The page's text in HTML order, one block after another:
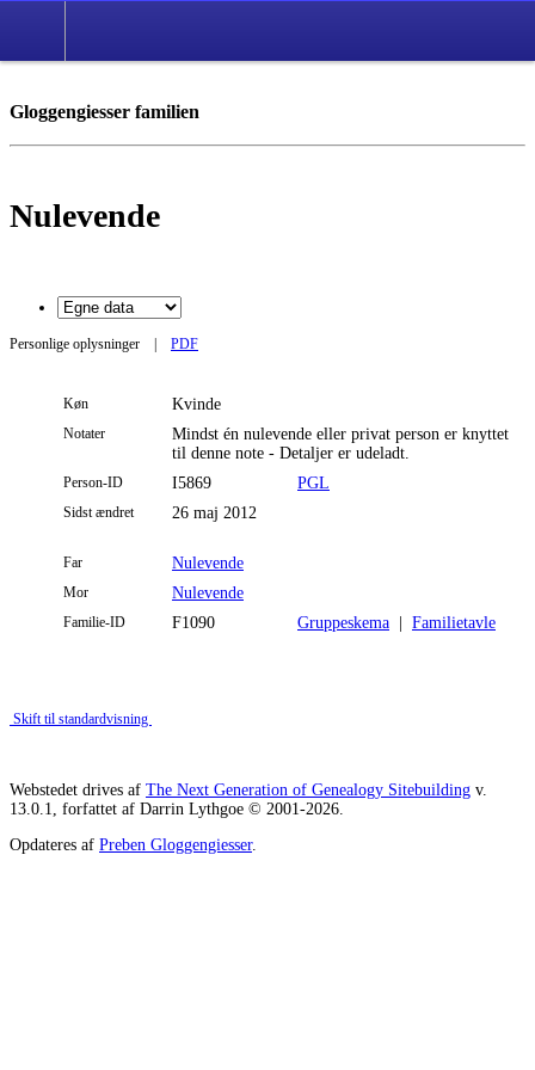
Gloggengiesser familien
Nulevende
Personlige oplysninger | PDF
Køn Kvinde
Notater
Mindst én nulevende eller privat person er knyttet
til denne note - Detaljer er udeladt.
Person-ID I5869 PGL
Sidst ændret 26 maj 2012
Far Nulevende
Mor Nulevende
Familie-ID F1090 Gruppeskema | Familietavle
Skift til standardvisning
Webstedet drives af The Next Generation of Genealogy Sitebuilding v.
13.0.1, forfattet af Darrin Lythgoe © 2001-2026.
Opdateres af Preben Gloggengiesser.